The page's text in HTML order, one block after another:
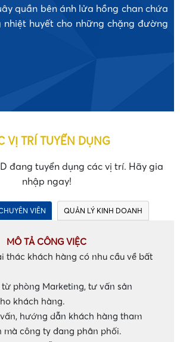
quần bên ánh lửa hồng chan chứa
nhiệt huyết cho những chặng đường
VỊ TRÍ TUYỂN DỤNG
đang tuyển dụng các vị trí. Hãy gia
nhập ngay!
VIÊN QUẢN LÝ KINH DOANH
MÔ TẢ CÔNG VIỆC
thác khách hàng có nhu cầu về bất
phòng Marketing, tư vấn sản
khách hàng.
hướng dẫn khách hàng tham
mà công ty đang phân phối.